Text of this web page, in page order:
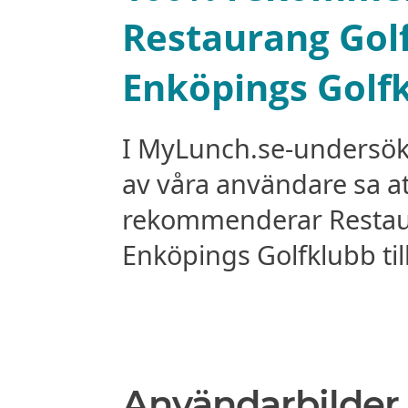
Restaurang
Enköpings
I MyLunch.se-
av våra användare sa
rekommenderar
Enköpings Golfklubb